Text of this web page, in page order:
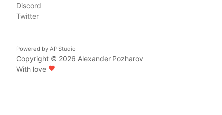
Discord
Twitter
Powered by AP Studio
Copyright © 2026 Alexander Pozharov
With love favorite